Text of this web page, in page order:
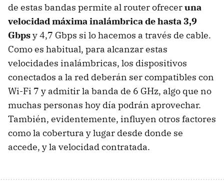
de estas bandas permite al router ofreceruna
velocidad máxima inalámbrica de hasta 3,9
Gbpsy 4,7 Gbps si lo hacemos a través de cable.
Como es habitual, para alcanzar estas
velocidades inalámbricas, los dispositivos
conectados a la red deberán ser compatibles con
Wi-Fi 7 y admitir la banda de 6 GHz, algo que no
muchas personas hoy día podrán aprovechar.
También, evidentemente, influyen otros factores
como la cobertura y lugar desde donde se
accede, y la velocidad contratada.